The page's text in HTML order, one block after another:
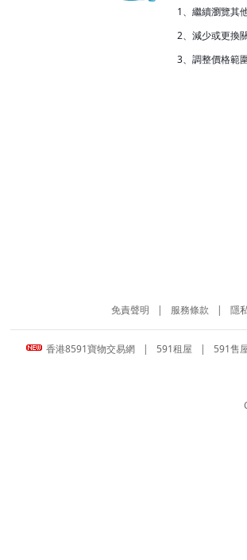
1、繼續瀏覽其
2、減少或更換
3、調整價格範
免責聲明 | 服務條款 | 隱
香港8591寶物交易網 | 591租屋 | 591售